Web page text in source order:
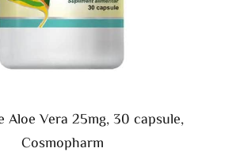
Aloe Vera 25mg, 30 capsule,
Cosmopharm